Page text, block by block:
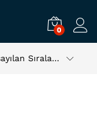
0
Varsayılan Sıralama